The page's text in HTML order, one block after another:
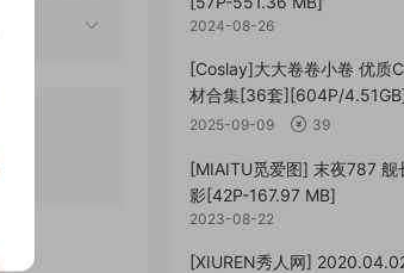
2024-08-26
[Coslay]大大卷卷小卷 优质
材合集[36套][604P/
2025-09-09 39
[MIAITU觅爱图] 末夜787 舰
影[42P-167.97 MB]
2023-08-22
[XIUREN秀人网]